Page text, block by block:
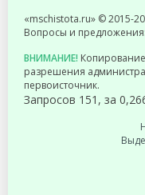
«mschistota.ru» © 2015-
Вопросы и предложения:
ВНИМАНИЕ!
разрешения
первоисточник.
Запросов 151, за